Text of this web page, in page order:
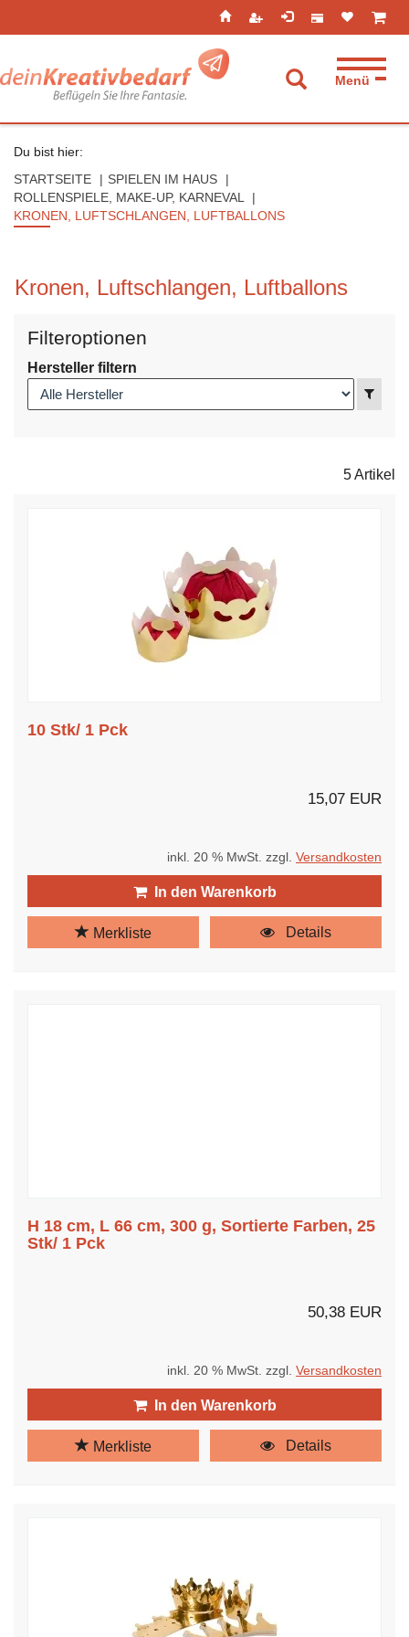
ist leerist
Menü
Du bist hier:
STARTSEITE
SPIELEN IM HAUS
ROLLENSPIELE, MAKE-UP, KARNEVAL
KRONEN, LUFTSCHLANGEN, LUFTBALLONS
Kronen, Luftschlangen, Luftballons
Filteroptionen
Hersteller filtern
5 Artikel
10 Stk/ 1 Pck
15,07 EUR
inkl. 20 % MwSt. zzgl. Versandkosten
In den Warenkorb
Merkliste Details
H 18 cm, L 66 cm, 300 g, Sortierte Farben, 25
Stk/ 1 Pck
50,38 EUR
inkl. 20 % MwSt. zzgl. Versandkosten
In den Warenkorb
Merkliste Details